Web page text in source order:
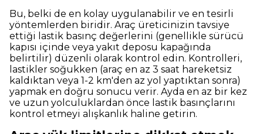
Bu, belki de en kolay uygulanabilir ve en tesirli
yöntemlerden biridir. Araç üreticinizin tavsiye
ettiği lastik basınç değerlerini (genellikle sürücü
kapısı içinde veya yakıt deposu kapağında
belirtilir) düzenli olarak kontrol edin. Kontrolleri,
lastikler soğukken (araç en az 3 saat hareketsiz
kaldıktan veya 1-2 km'den az yol yaptıktan sonra)
yapmak en doğru sonucu verir. Ayda en az bir kez
ve uzun yolculuklardan önce lastik basınçlarını
kontrol etmeyi alışkanlık haline getirin.